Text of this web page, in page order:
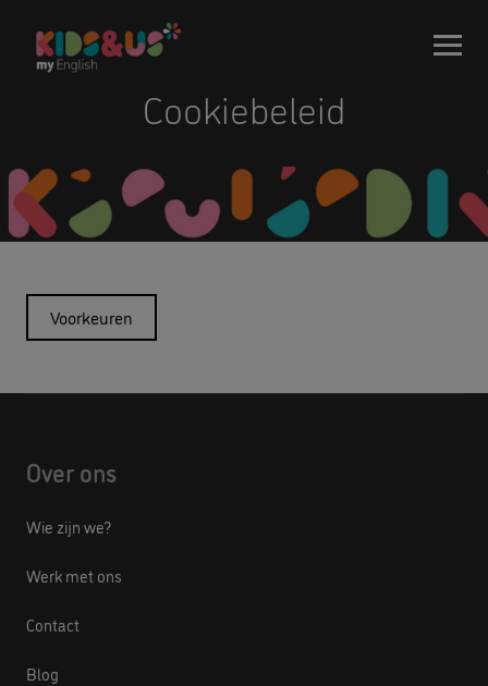
Cookiebeleid
Voorkeuren
Over ons
Wie zijn we?
Werk met ons
Contact
Blog